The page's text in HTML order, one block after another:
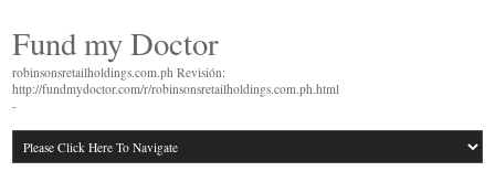
Fund my Doctor
robinsonsretailholdings.com.ph Revisión:
http://fundmydoctor.com/r/robinsonsretailholdings.com.ph.html
-